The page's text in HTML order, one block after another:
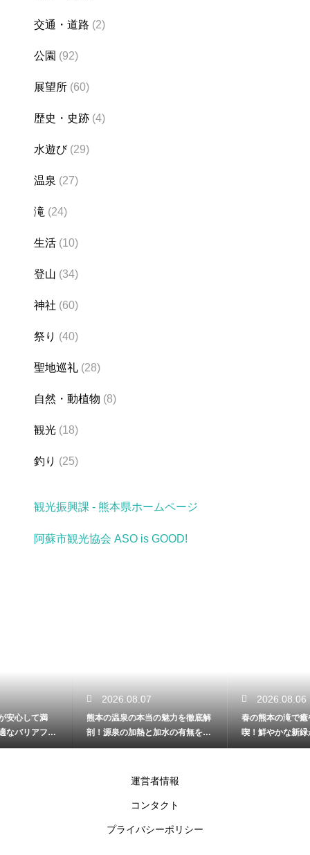
交通・道路 (2)
公園 (92)
展望所 (60)
歴史・史跡 (4)
水遊び(29)
温泉 (27)
滝 (24)
生活 (10)
登山 (34)
神社 (60)
祭り (40)
聖地巡礼 (28)
自然・動植物 (8)
観光 (18)
釣り (25)
観光振興課 - 熊本県ホームページ
阿蘇市観光協会 ASO is GOOD!
熊本の温泉の本当の魅力を徹底解
剖！源泉の加熱と加水の有無を詳
しく解説
春の熊本の滝で癒やしの時間を満
喫！鮮やかな新緑が一番美しい見
頃を解説
運営者情報
コンタクト
プライバシーポリシー